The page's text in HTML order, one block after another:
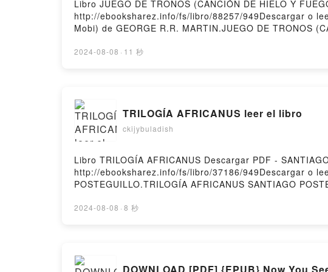
Libro JUEGO DE TRONOS (CANCIÓN DE HIELO Y
http://ebooksharez.info/fs/libro/88257/949Descargar o
Mobi) de GEORGE R.R. MARTIN.JUEGO DE TRONOS
JUEGO DE TRONOS (CANCIÓN DE HIELO Y FUEGO 1)
2024-08-08 · 11 秒
TRILOGÍA AFRICANUS leer el libro
ckijybuladish
Libro TRILOGÍA AFRICANUS Descargar PDF -
http://ebooksharez.info/fs/libro/37186/949Descargar o
POSTEGUILLO.TRILOGÍA AFRICANUS SANTIAGO
SANTIAGO POSTEGUILLO VK, TRILOGÍA AFRICANUS
2024-08-08 · 8 秒